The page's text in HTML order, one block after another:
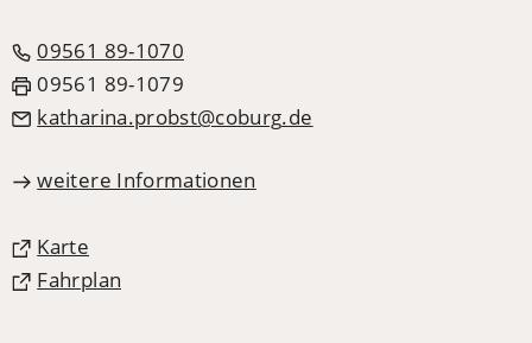
09561 89-1070
09561 89-1079
katharina.probst
coburg de
weitere Informationen
Karte
(Öffnet
in Fahrplan
(Öffnet